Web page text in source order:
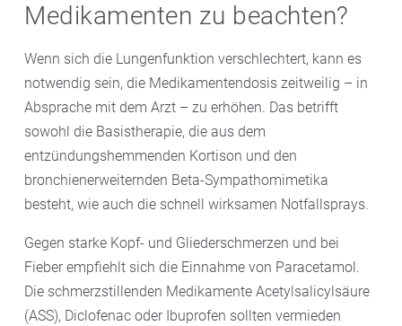
Medikamenten zu beachten?
Wenn sich die Lungenfunktion verschlechtert, kann es
notwendig sein, die Medikamentendosis zeitweilig – in
Absprache mit dem Arzt – zu erhöhen. Das betrifft
sowohl die Basistherapie, die aus dem
entzündungshemmenden Kortison und den
bronchienerweiternden Beta-Sympathomimetika
besteht, wie auch die schnell wirksamen Notfallsprays.
Gegen starke Kopf- und Gliederschmerzen und bei
Fieber empfiehlt sich die Einnahme von Paracetamol.
Die schmerzstillenden Medikamente Acetylsalicylsäure
(ASS), Diclofenac oder Ibuprofen sollten vermieden